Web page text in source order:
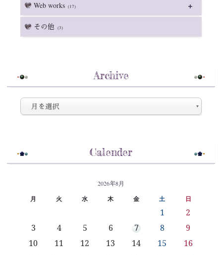
Web works (17)
その他 (3)
Archive
Calender
2026年8月
月 火 水 木 金 土 日
1
2
3
4 5 6 7 8
9
10
11 12 13 14 15
16